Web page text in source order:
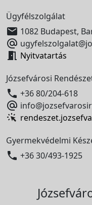
Ügyfélszolgálat
 1082 Budapest,

 Nyitvatartás
Józsefvárosi
 +36 80/204-618

Gyermekvédelmi
 +36 30/493-1925